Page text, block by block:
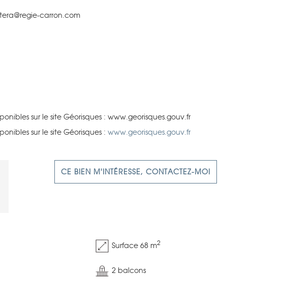
carron.com
sur le site Géorisques : www.georisques.gouv.fr
sur le site Géorisques : www.georisques.gouv.fr
CE BIEN M'INTÉRESSE, CONTACTEZ-MOI
Surface 68 m2
2 balcons